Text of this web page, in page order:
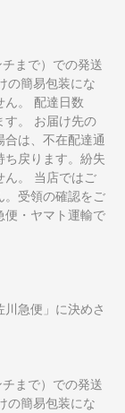
まで）での発送
の簡易包装にな
ん。 配達日数
す。 お届け先の
は、不在配達通
ち戻ります。紛失
ん。 当店ではご
。受領の確認をご
便・ヤマト運輸で
急便」に決めさ
まで）での発送
の簡易包装にな